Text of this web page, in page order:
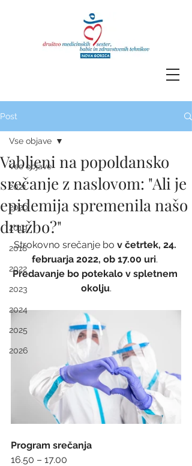
Post
Vse objave
2021
2020
2019
2018
2022
2023
2024
2025
2026
Vse objave
Vabljeni na popoldansko
srečanje z naslovom: "Ali je
epidemija spremenila našo
družbo?"
Strokovno srečanje bo v četrtek, 24.
februarja 2022, ob 17.00 uri.
Predavanje bo potekalo v spletnem
okolju.
Program srečanja
16.50 – 17.00